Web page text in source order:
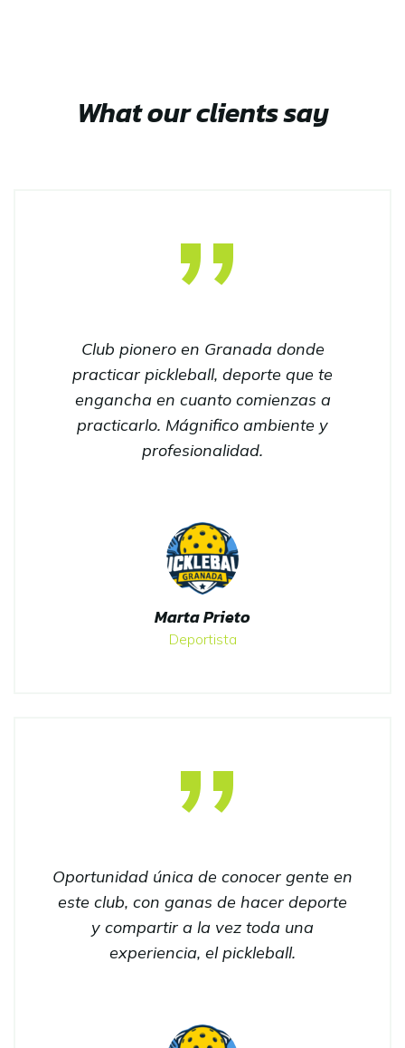
What our clients say
Club pionero en Granada donde
practicar pickleball, deporte que te
engancha en cuanto comienzas a
practicarlo. Mágnifico ambiente y
profesionalidad.
Marta Prieto
Deportista
Oportunidad única de conocer gente en
este club, con ganas de hacer deporte
y compartir a la vez toda una
experiencia, el pickleball.